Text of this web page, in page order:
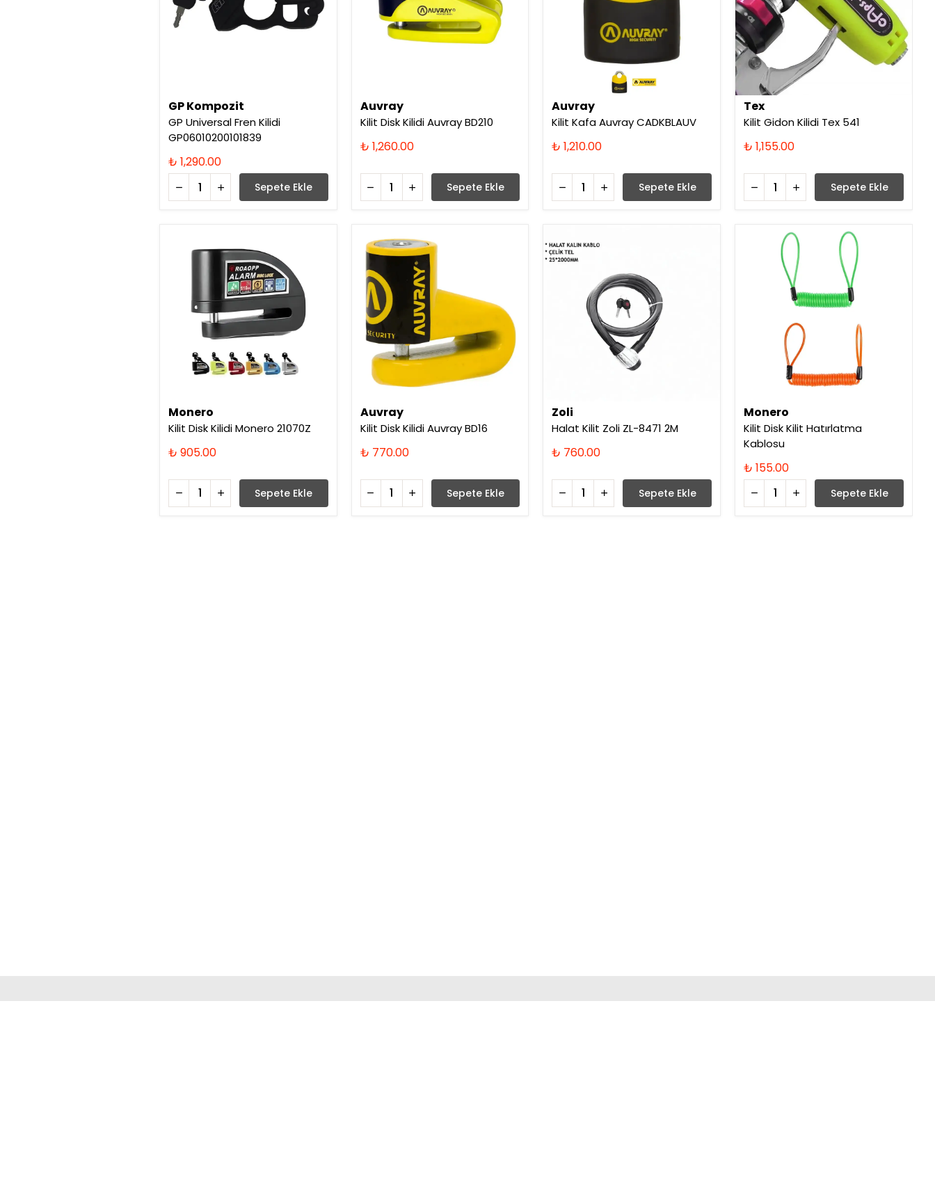
GP Kompozit
GP Universal Fren Kilidi
GP06010200101839
₺ 1,290.00
Sepete Ekle
Auvray
Kilit Disk Kilidi Auvray BD210
₺ 1,260.00
Sepete Ekle
Auvray
Kilit Kafa Auvray CADKBLAUV
₺ 1,210.00
Sepete Ekle
Tex
Kilit Gidon Kilidi Tex 541
₺ 1,155.00
Sepete Ekle
Monero
Kilit Disk Kilidi Monero 21070Z
₺ 905.00
Sepete Ekle
Auvray
Kilit Disk Kilidi Auvray BD16
₺ 770.00
Sepete Ekle
Zoli
Halat Kilit Zoli ZL-8471 2M
₺ 760.00
Sepete Ekle
Monero
Kilit Disk Kilit Hatırlatma
Kablosu
₺ 155.00
Sepete Ekle